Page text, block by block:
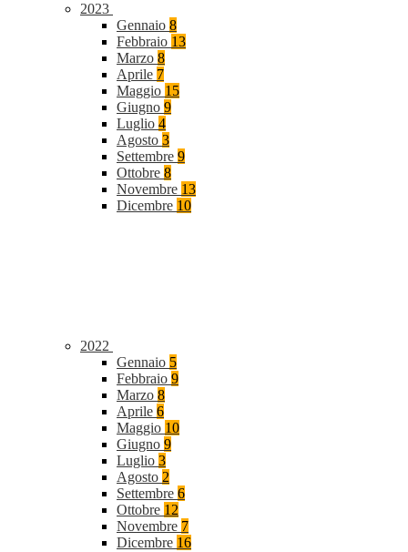
2023
Gennaio 8
Febbraio 13
Marzo 8
Aprile 7
Maggio 15
Giugno 9
Luglio 4
Agosto 3
Settembre 9
Ottobre 8
Novembre 13
Dicembre 10
2022
Gennaio 5
Febbraio 9
Marzo 8
Aprile 6
Maggio 10
Giugno 9
Luglio 3
Agosto 2
Settembre 6
Ottobre 12
Novembre 7
Dicembre 16